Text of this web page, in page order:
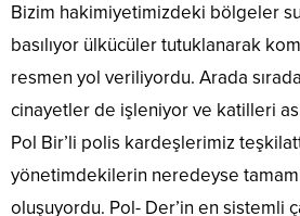
Bizim hakimiyetimizdeki bölgeler
basılıyor ülkücüler tutuklanarak
resmen yol veriliyordu. Arada
cinayetler de işleniyor ve katilleri
Pol Bir’li polis kardeşlerimiz
yönetimdekilerin neredeyse
oluşuyordu. Pol- Der’in en sistemli